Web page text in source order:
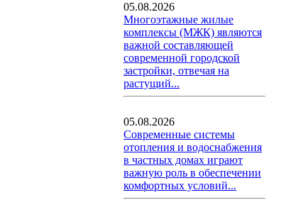
05.08.2026
Многоэтажные жилые
комплексы (МЖК) являются
важной составляющей
современной городской
застройки, отвечая на
растущий...
05.08.2026
Современные системы
отопления и водоснабжения
в частных домах играют
важную роль в обеспечении
комфортных условий...